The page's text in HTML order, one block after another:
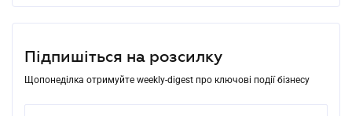
Підпишіться на розсилку
Щопонеділка отримуйте weekly-digest про ключові події бізнесу